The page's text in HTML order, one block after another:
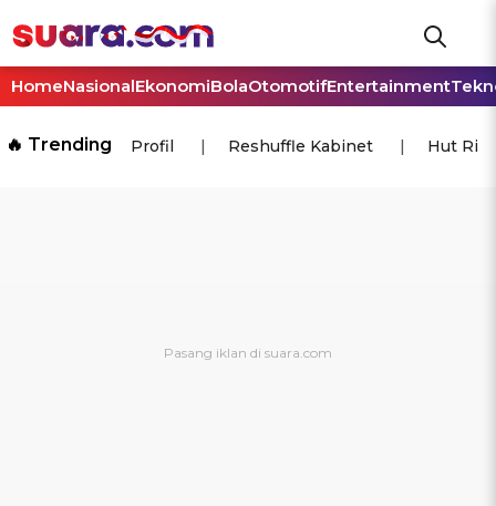
HomeNasionalEkonomiBolaOtomotifEntertainment
🔥 Trending Profil Reshuffle Kabinet Hut Ri